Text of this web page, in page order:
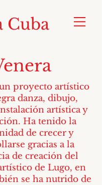
Cuba
proyecto artístico
danza, dibujo,
artística y
Ha tenido la
de crecer y
gracias a la
de creación del
de Lugo, en
se ha nutrido de